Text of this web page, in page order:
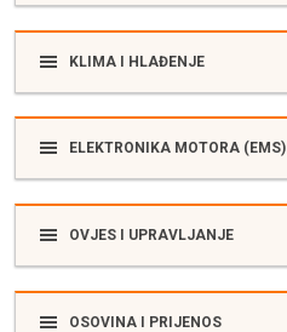
KLIMA I HLAĐENJE
ELEKTRONIKA MOTORA (EMS)
OVJES I UPRAVLJANJE
OSOVINA I PRIJENOS